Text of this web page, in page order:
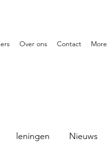
Over ons Contact More
leningen Nieuws